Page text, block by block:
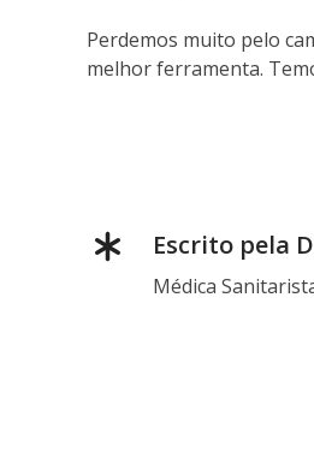
Perdemos muito pelo
melhor ferramenta.
Escrito pela
Médica